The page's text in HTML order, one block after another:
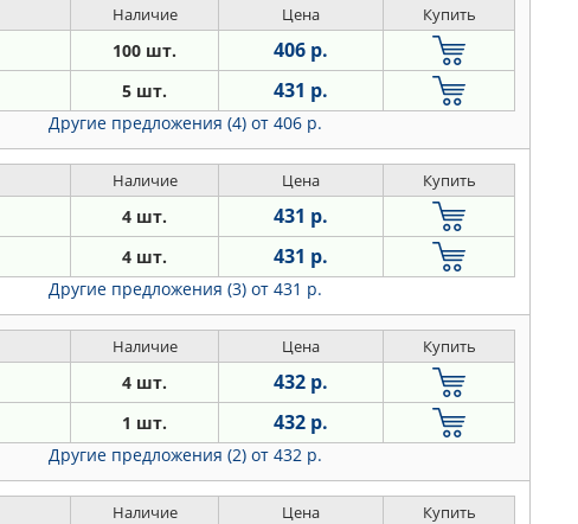
Наличие Цена Купить
100 шт. 406 р.
5 шт. 431 р.
Другие предложения (4) от 406 р.
Наличие Цена Купить
4 шт. 431 р.
4 шт. 431 р.
Другие предложения (3) от 431 р.
Наличие Цена Купить
4 шт. 432 р.
1 шт. 432 р.
Другие предложения (2) от 432 р.
Наличие Цена Купить